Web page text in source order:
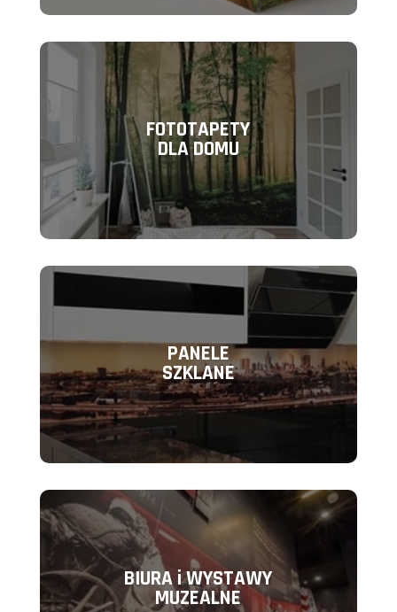
FOTOTAPETY
DLA DOMU
PANELE
SZKLANE
BIURA i WYSTAWY
MUZEALNE